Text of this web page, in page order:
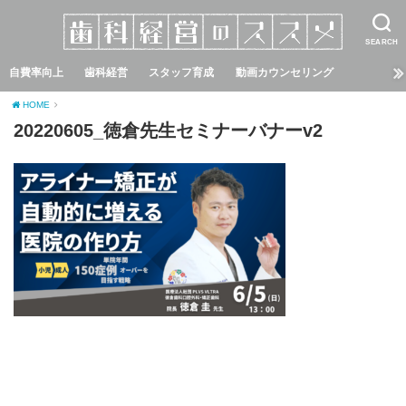
SEARCH
自費率向上 歯科経営 スタッフ育成 動画カウンセリング
HOME
20220605_徳倉先生セミナーバナーv2